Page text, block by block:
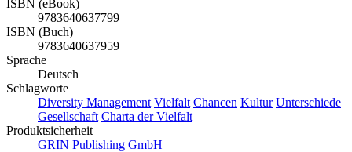
ISBN (eBook)
9783640637799
ISBN (Buch)
9783640637959
Sprache
Deutsch
Schlagworte
Diversity Management Vielfalt Chancen Kultur Unterschiede
Gesellschaft Charta der Vielfalt
Produktsicherheit
GRIN Publishing GmbH